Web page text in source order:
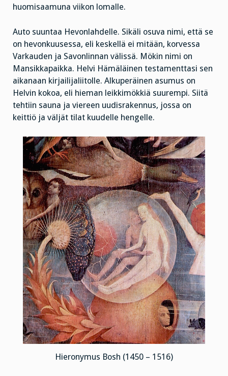
huomisaamuna viikon lomalle.
Auto suuntaa Hevonlahdelle. Sikäli osuva nimi, että se
on hevonkuusessa, eli keskellä ei mitään, korvessa
Varkauden ja Savonlinnan välissä. Mökin nimi on
Mansikkapaikka. Helvi Hämäläinen testamenttasi sen
aikanaan kirjailijaliitolle. Alkuperäinen asumus on
Helvin kokoa, eli hieman leikkimökkiä suurempi. Siitä
tehtiin sauna ja viereen uudisrakennus, jossa on
keittiö ja väljät tilat kuudelle hengelle.
Hieronymus Bosh (1450 – 1516)